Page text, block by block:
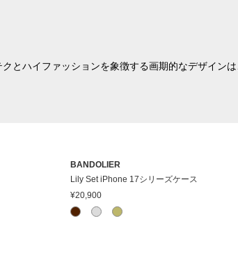
とハイファッションを象徴する画期的なデザイン
BANDOLIER
Lily Set iPhone 17シリーズケース
¥20,900